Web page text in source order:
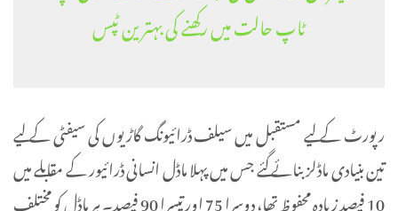
ٹاپ حالت میں رکھنے کی بہترین ٹپس
رپورٹ کے لیے مستقبل میں سیلف ڈرائیونگ گاڑیوں کی سیفٹی کے لیے
تین بنیادی ماڈلز بنائے گئے جس میں پہلا ماڈل انسانی ڈرائیور کے مقابلے میں
10 فیصد زیادہ محفوظ تھا، دوسرا 75 اور تیسرا 90 فیصد۔ ہر ماڈل کو مختلف